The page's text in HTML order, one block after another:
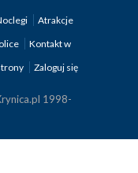
Atrakcje
Kontakt w
Zaloguj się
1998-